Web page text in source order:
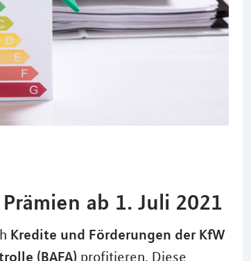
ab 1. Juli 2021
Kredite und Förderungen der KfW
(BAFA) profitieren. Diese